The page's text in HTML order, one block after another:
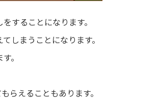
することになります。
しまうことになります。
。
らえることもあります。